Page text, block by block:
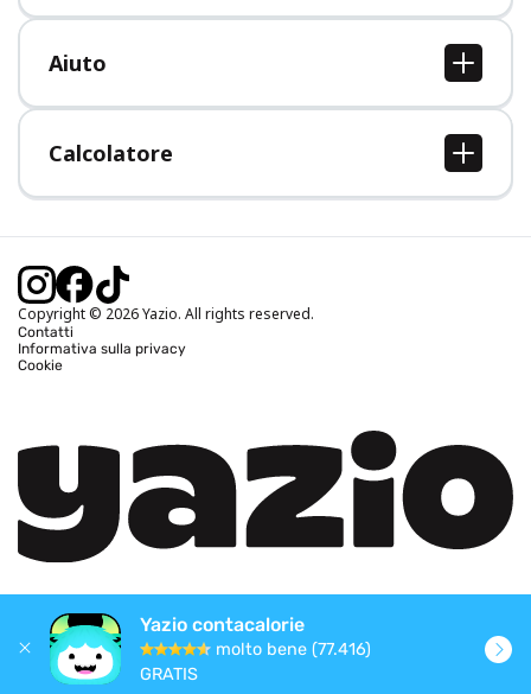
Tutti i cibi
Aiuto
Centro assistenza
Calcolatore
Calcolo BMI (IMC)
Calcolo peso ideale
Calcolo calorie bruciate
Copyright © 2026 Yazio. All rights reserved.
Contatti
Informativa sulla privacy
Cookie
Yazio contacalorie
molto bene (77.416)
GRATIS